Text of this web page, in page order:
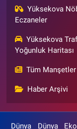
Yüksekova
Eczaneler
Yüksekova
Yoğunluk Haritası
Tüm Manşetler
Haber Arşivi
Dünya Dünya